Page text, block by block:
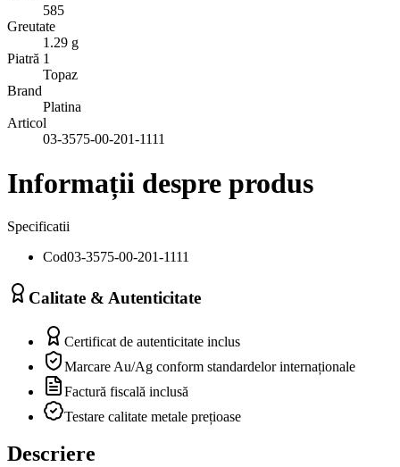
585
Greutate
1.29 g
Piatră 1
Topaz
Brand
Platina
Articol
03-3575-00-201-1111
Informații despre produs
Specificatii
Cod03-3575-00-201-1111
Calitate & Autenticitate
Certificat de autenticitate inclus
Marcare Au/Ag conform standardelor internaționale
Factură fiscală inclusă
Testare calitate metale prețioase
Descriere